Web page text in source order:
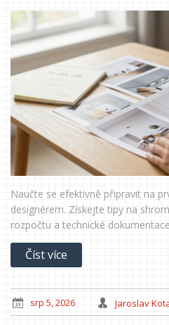
Naučte se efektivně připravit na
designérem. Získejte tipy na
rozpočtu a technické
Číst více
srp 5, 2026 Jaroslav